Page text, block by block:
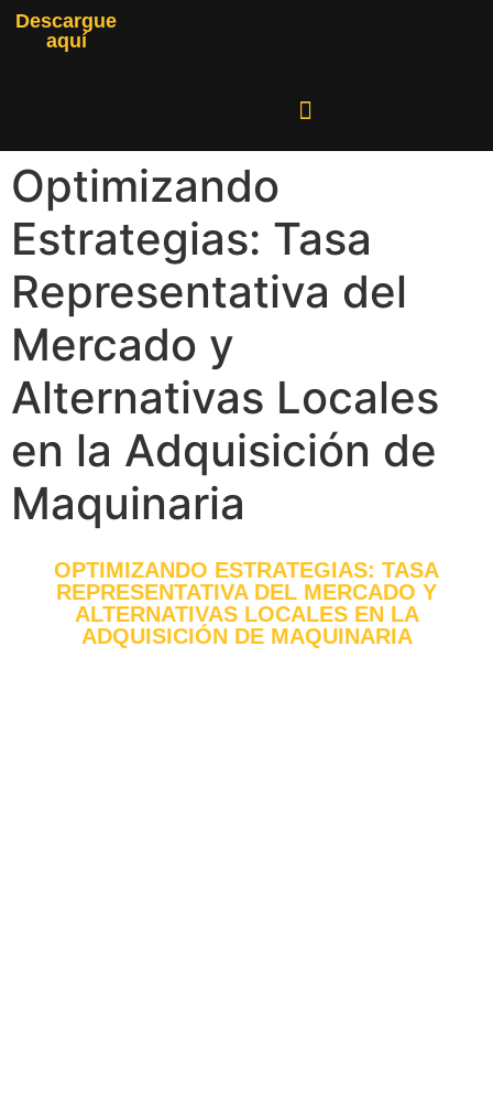
Descargue
aquí
Optimizando
Estrategias: Tasa
Representativa del
Mercado y
Alternativas Locales
en la Adquisición de
Maquinaria
OPTIMIZANDO ESTRATEGIAS: TASA
REPRESENTATIVA DEL MERCADO Y
ALTERNATIVAS LOCALES EN LA
ADQUISICIÓN DE MAQUINARIA
Enero 24, 2024